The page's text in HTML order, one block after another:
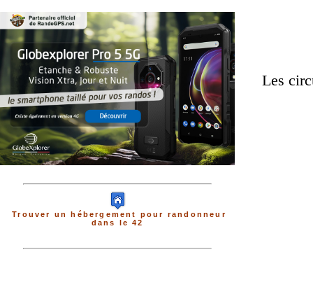
Trouver un hébergement pour randonneur
dans le 42
Les